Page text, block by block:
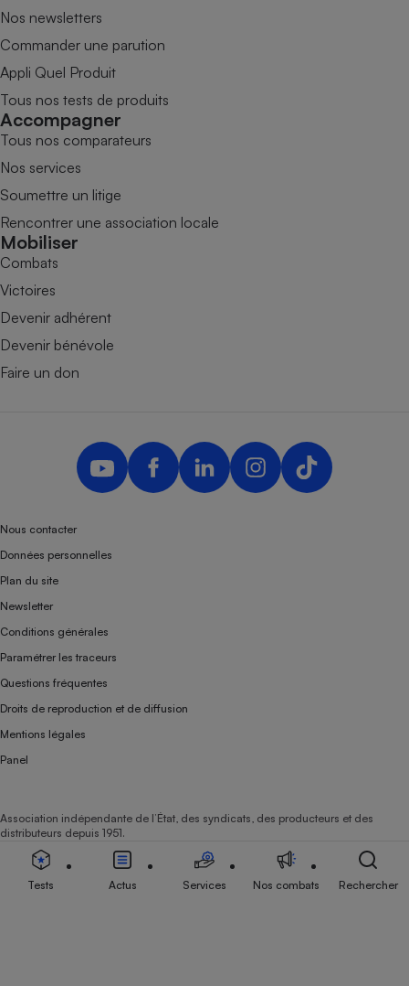
Nos newsletters
Commander une parution
Appli Quel Produit
Tous nos tests de produits
Accompagner
Tous nos comparateurs
Nos services
Soumettre un litige
Rencontrer une association locale
Mobiliser
Combats
Victoires
Devenir adhérent
Devenir bénévole
Faire un don
Nous contacter
Données personnelles
Plan du site
Newsletter
Conditions générales
Paramétrer les traceurs
Questions fréquentes
Droits de reproduction et de diffusion
Mentions légales
Panel
Association indépendante de l’État, des syndicats, des producteurs et des
distributeurs depuis 1951.
Tests Actus Services Nos combats Rechercher